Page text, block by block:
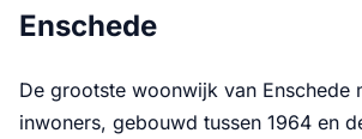
Enschede
De grootste woonwijk van Enschede
inwoners, gebouwd tussen 1964 en